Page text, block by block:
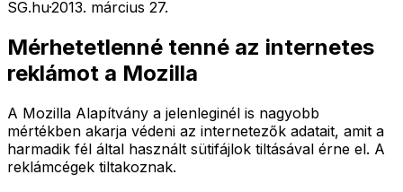
SG.hu·2013. március 27.
Mérhetetlenné tenné az internetes
reklámot a Mozilla
A Mozilla Alapítvány a jelenleginél is nagyobb
mértékben akarja védeni az internetezők adatait, amit a
harmadik fél által használt sütifájlok tiltásával érne el. A
reklámcégek tiltakoznak.